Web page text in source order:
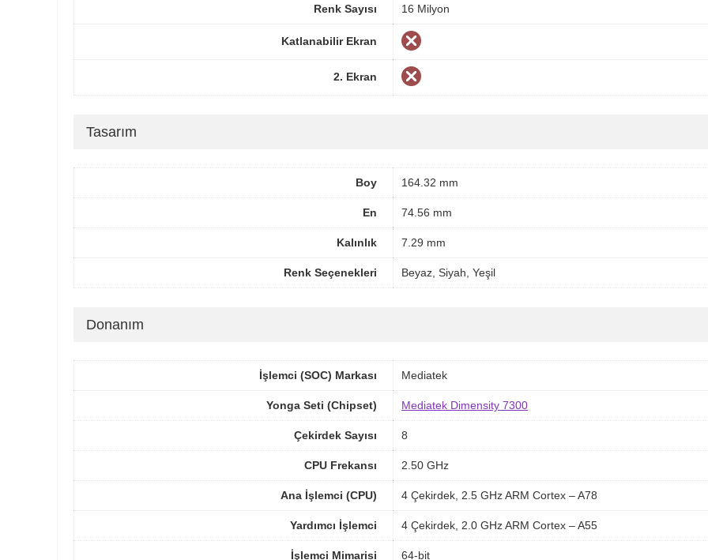
Renk Sayısı 16 Milyon
Katlanabilir Ekran
2. Ekran
Tasarım
Boy 164.32 mm
En 74.56 mm
Kalınlık 7.29 mm
Renk Seçenekleri Beyaz, Siyah, Yeşil
Donanım
İşlemci (SOC) Markası Mediatek
Yonga Seti (Chipset) Mediatek Dimensity 7300
Çekirdek Sayısı 8
CPU Frekansı 2.50 GHz
Ana İşlemci (CPU) 4 Çekirdek, 2.5 GHz ARM Cortex – A78
Yardımcı İşlemci 4 Çekirdek, 2.0 GHz ARM Cortex – A55
İşlemci Mimarisi 64-bit